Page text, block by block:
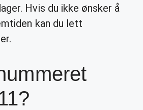
Hvis du ikke ønsker å
kan du lett